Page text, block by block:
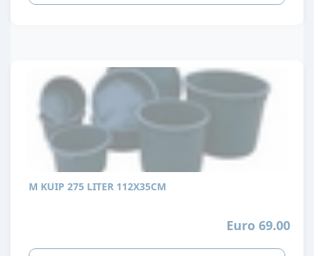
M KUIP 275 LITER 112X35CM
Euro 69.00